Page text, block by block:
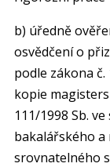
b) úředně
osvědčení o
podle zákona
kopie
111/1998 Sb.
bakalářského
srovnatelného